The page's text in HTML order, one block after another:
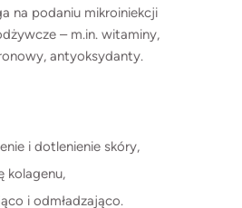
na podaniu mikroiniekcji
– m.in. witaminy,
antyoksydanty.
i dotlenienie skóry,
kolagenu,
i odmładzająco.